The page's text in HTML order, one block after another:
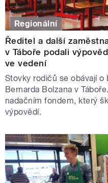
Regionální
Ředitel a další
v Táboře podali
ve vedení
Stovky rodičů se obávají
Bernarda Bolzana v
nadačním fondem, který
výpovědí.